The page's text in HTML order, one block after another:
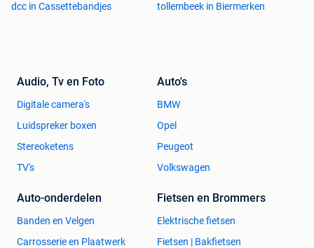
dcc in Cassettebandjes
tollembeek in Biermerken
Audio, Tv en Foto
Digitale camera's
Luidspreker boxen
Stereoketens
TV's
Auto's
BMW
Opel
Peugeot
Volkswagen
Auto-onderdelen
Banden en Velgen
Carrosserie en Plaatwerk
Fietsen en Brommers
Elektrische fietsen
Fietsen | Bakfietsen